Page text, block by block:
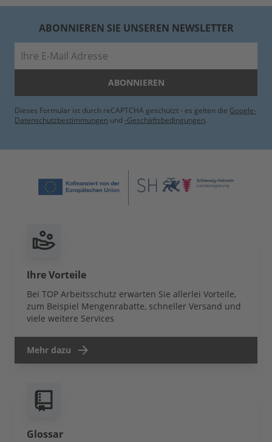
ABONNIEREN SIE UNSEREN NEWSLETTER
ABONNIEREN
Dieses Formular ist durch reCAPTCHA geschützt - es gelten die Google-
Datenschutzbestimmungen und -Geschäftsbedingungen.
Ihre Vorteile
Bei TOP Arbeitsschutz erwarten Sie allerlei Vorteile,
zum Beispiel Mengenrabatte, schneller Versand und
viele weitere Services
Mehr dazu
Glossar